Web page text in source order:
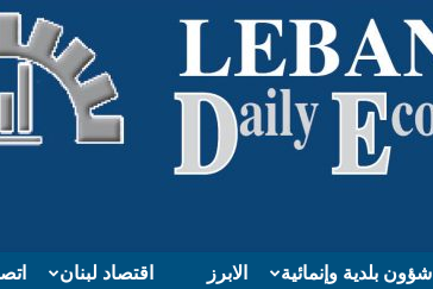
اقتصاد لبنان الابرز شؤون بلدية وإنمائية